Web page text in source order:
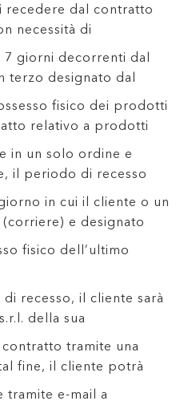
recedere dal contratto
necessità di
giorni decorrenti dal
terzo designato dal
fisico dei prodotti
relativo a prodotti
in un solo ordine e
il periodo di recesso
in cui il cliente o un
e designato
fisico dell’ultimo
recesso, il cliente sarà
della sua
tramite una
fine, il cliente potrà
tramite e-mail a